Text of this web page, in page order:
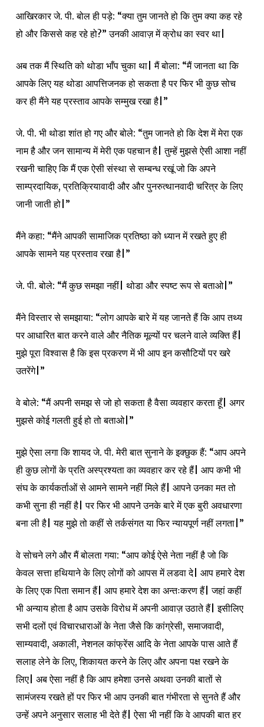
आखिरकार जे. पी. बोल ही पड़े: “क्या तुम जानते हो कि तुम क्या कह रहे
हो और किससे कह रहे हो?” उनकी आवाज़ में क्रोध का स्वर था|
अब तक मैं स्थिति को थोडा भाँप चुका था| मैं बोला: “मैं जानता था कि
आपके लिए यह थोडा आपत्तिजनक हो सकता है पर फिर भी कुछ सोच
कर ही मैंने यह प्रस्ताव आपके सम्मुख रखा है|”
जे. पी. भी थोडा शांत हो गए और बोले: “तुम जानते हो कि देश में मेरा एक
नाम है और जन सामान्य में मेरी एक पहचान है| तुम्हें मुझसे ऐसी आशा नहीं
रखनी चाहिए कि मैं एक ऐसी संस्था से सम्बन्ध रखूं जो कि अपने
साम्प्रदायिक, प्रतिक्रियावादी और और पुनरुत्थानवादी चरित्र के लिए
जानी जाती हो|”
मैंने कहा: “मैंने आपकी सामाजिक प्रतिष्ठा को ध्यान में रखते हुए ही
आपके सामने यह प्रस्ताव रखा है|”
जे. पी. बोले: “मैं कुछ समझा नहीं| थोडा और स्पष्ट रूप से बताओ|”
मैंने विस्तार से समझाया: “लोग आपके बारे में यह जानते हैं कि आप तथ्य
पर आधारित बात करने वाले और नैतिक मूल्यों पर चलने वाले व्यक्ति हैं|
मुझे पूरा विश्वास है कि इस प्रकरण में भी आप इन कसौटियों पर खरे
उतरेंगे|”
वे बोले: “मैं अपनी समझ से जो हो सकता है वैसा व्यवहार करता हूँ| अगर
मुझसे कोई गलती हुई हो तो बताओ|”
मुझे ऐसा लगा कि शायद जे. पी. मेरी बात सुनाने के इक्छुक हैं: “आप अपने
ही कुछ लोगों के प्रति अस्प्रश्यता का व्यवहार कर रहे हैं| आप कभी भी
संघ के कार्यकर्ताओं से आमने सामने नहीं मिले हैं| आपने उनका मत तो
कभी सुना ही नहीं है| पर फिर भी आपने उनके बारे में एक बुरी अवधारणा
बना ली है| यह मुझे तो कहीं से तर्कसंगत या फिर न्यायपूर्ण नहीं लगता|”
वे सोचने लगे और मैं बोलता गया: “आप कोई ऐसे नेता नहीं है जो कि
केवल सत्ता हथियाने के लिए लोगों को आपस में लडवा दे| आप हमारे देश
के लिए एक पिता समान हैं| आप हमारे देश का अन्तःकरण हैं| जहां कहीं
भी अन्याय होता है आप उसके विरोध में अपनी आवाज़ उठाते हैं| इसीलिए
सभी दलों एवं विचारधाराओं के नेता जैसे कि कांग्रेसी, समाजवादी,
साम्यवादी, अकाली, नेशनल कांफ्रेंस आदि के नेता आपके पास आते हैं
सलाह लेने के लिए, शिकायत करने के लिए और अपना पक्ष रखने के
लिए| अब ऐसा नहीं है कि आप हमेशा उनसे अथवा उनकी बातों से
सामंजस्य रखते हों पर फिर भी आप उनकी बात गंभीरता से सुनते हैं और
उन्हें अपने अनुसार सलाह भी देते हैं| ऐसा भी नहीं कि वे आपकी बात हर